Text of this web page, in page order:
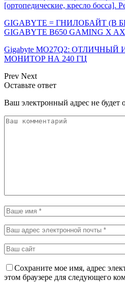
[ортопедические, кресло босса].
GIGABYTE = ГНИЛОБАЙТ
GIGABYTE B650 GAMING X
Gigabyte MO27Q2: ОТЛИЧНЫЙ
МОНИТОР НА 240 ГЦ
Prev Next
Оставьте ответ
Ваш электронный адрес не будет
Сохраните мое имя, адрес
этом браузере для следующего